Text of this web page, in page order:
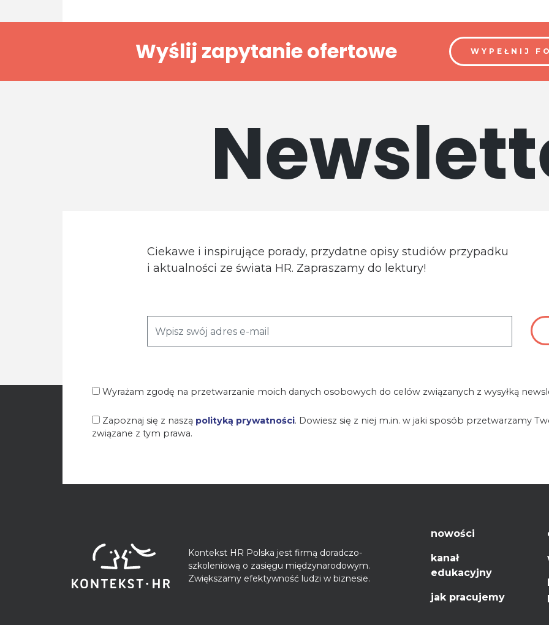
Wyślij zapytanie ofertowe WYPEŁNIJ
Ciekawe i inspirujące porady, przydatne opisy studiów przypadku
i aktualności ze świata HR. Zapraszamy do lektury!
Wyrażam zgodę na przetwarzanie moich danych osobowych do celów związanych z wysyłką
Zapoznaj się z naszą polityką prywatności. Dowiesz się z niej m.in. w jaki sposób przetwarzamy
związane z tym prawa.
Kontekst HR Polska jest firmą doradczo-
szkoleniową o zasięgu międzynarodowym.
Zwiększamy efektywność ludzi w biznesie.
nowości
kanał
edukacyjny
jak pracujemy